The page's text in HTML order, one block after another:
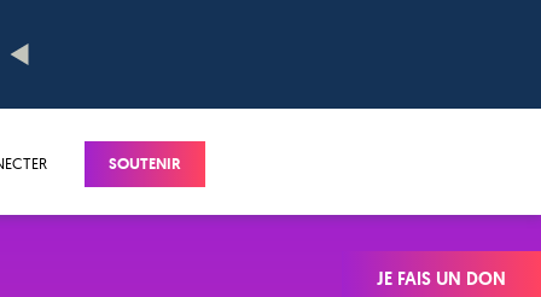
SOUTENIR
JE FAIS UN DON